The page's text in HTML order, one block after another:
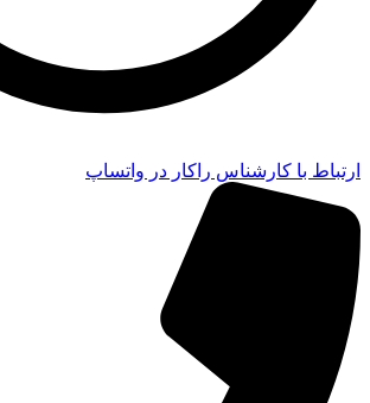
ارتباط با کارشناس راکار در واتساپ